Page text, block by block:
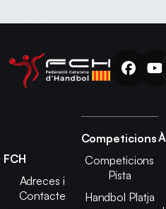
FCH
Adreces i
Contacte
Competicions
Competicions
Pista
Handbol Platja